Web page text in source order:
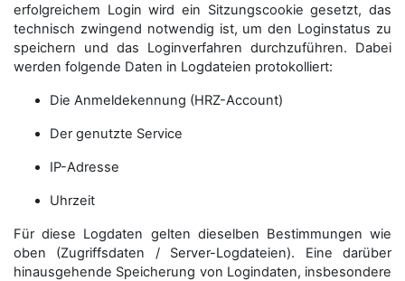
erfolgreichem Login wird ein Sitzungscookie gesetzt, das
technisch zwingend notwendig ist, um den Loginstatus zu
speichern und das Loginverfahren durchzuführen. Dabei
werden folgende Daten in Logdateien protokolliert:
Die Anmeldekennung (HRZ-Account)
Der genutzte Service
IP-Adresse
Uhrzeit
Für diese Logdaten gelten dieselben Bestimmungen wie
oben (Zugriffsdaten / Server-Logdateien). Eine darüber
hinausgehende Speicherung von Logindaten, insbesondere